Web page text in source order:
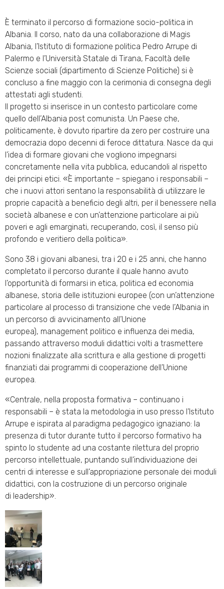
È terminato il percorso di formazione socio-politica in
Albania. Il corso, nato da una collaborazione di Magis
Albania, l’Istituto di formazione politica Pedro Arrupe di
Palermo e l’Università Statale di Tirana, Facoltà delle
Scienze sociali (dipartimento di Scienze Politiche) si è
concluso a fine maggio con la cerimonia di consegna degli
attestati agli studenti.
Il progetto si inserisce in un contesto particolare come
quello dell’Albania post comunista. Un Paese che,
politicamente, è dovuto ripartire da zero per costruire una
democrazia dopo decenni di feroce dittatura. Nasce da qui
l’idea di formare giovani che vogliono impegnarsi
concretamente nella vita pubblica, educandoli al rispetto
dei principi etici. «È importante – spiegano i responsabili –
che i nuovi attori sentano la responsabilità di utilizzare le
proprie capacità a beneficio degli altri, per il benessere nella
società albanese e con un’attenzione particolare ai più
poveri e agli emarginati, recuperando, così, il senso più
profondo e veritiero della politica».
Sono 38 i giovani albanesi, tra i 20 e i 25 anni, che hanno
completato il percorso durante il quale hanno avuto
l’opportunità di formarsi in etica, politica ed economia
albanese, storia delle istituzioni europee (con un’attenzione
particolare al processo di transizione che vede l’Albania in
un percorso di avvicinamento all’Unione
europea), management politico e influenza dei media,
passando attraverso moduli didattici volti a trasmettere
nozioni finalizzate alla scrittura e alla gestione di progetti
finanziati dai programmi di cooperazione dell’Unione
europea.
«Centrale, nella proposta formativa – continuano i
responsabili – è stata la metodologia in uso presso l’Istituto
Arrupe e ispirata al paradigma pedagogico ignaziano: la
presenza di tutor durante tutto il percorso formativo ha
spinto lo studente ad una costante rilettura del proprio
percorso intellettuale, puntando sull’individuazione dei
centri di interesse e sull’appropriazione personale dei moduli
didattici, con la costruzione di un percorso originale
di leadership».